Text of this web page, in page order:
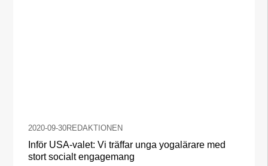
2020-09-30REDAKTIONEN
Inför USA-valet: Vi träffar unga yogalärare med
stort socialt engagemang